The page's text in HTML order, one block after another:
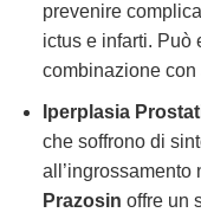
prevenire
ictus e infarti. Può
combinazione
Iperplasia
che soffrono di
all’ingrossamento
Prazosin offre un